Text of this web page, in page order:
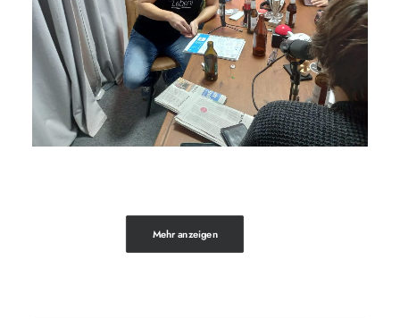
Mehr anzeigen